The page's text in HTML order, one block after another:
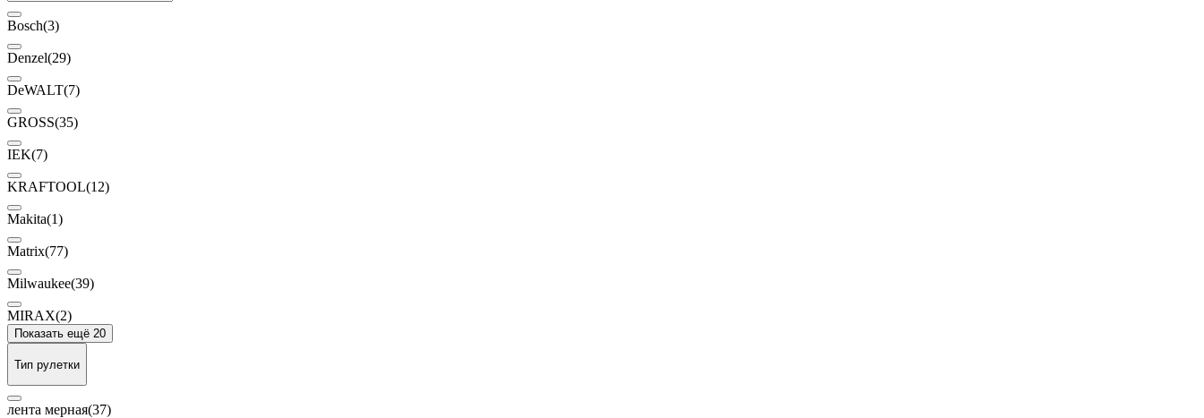
Bosch(3)
Denzel(29)
DeWALT(7)
GROSS(35)
IEK(7)
KRAFTOOL(12)
Makita(1)
Matrix(77)
Milwaukee(39)
MIRAX(2)
Показать ещё 20
Тип рулетки
лента мерная(37)